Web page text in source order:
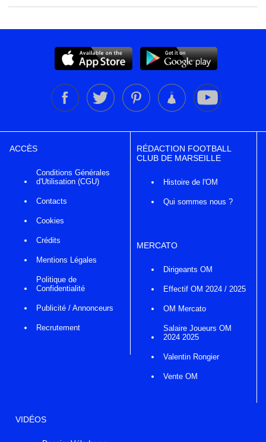
ACCÈS
Conditions Générales
d'Utilisation (CGU)
Contacts
Cookies
Crédits
Mentions Légales
Politique de
Confidentialité
Publicité / Annonceurs
Recrutement
RÉDACTION FOOTBALL
CLUB DE MARSEILLE
Histoire de l'OM
Qui sommes nous ?
MERCATO
Dirigeants OM
Effectif OM 2024 / 2025
OM Mercato
Salaire Joueurs OM
2024 2025
Valentin Rongier
Vente OM
VIDÉOS